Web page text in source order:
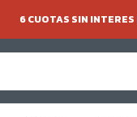
6 CUOTAS SIN